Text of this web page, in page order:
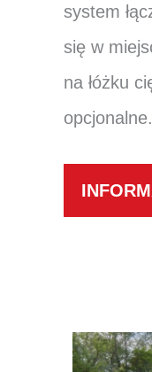
system
się w
na łóżku